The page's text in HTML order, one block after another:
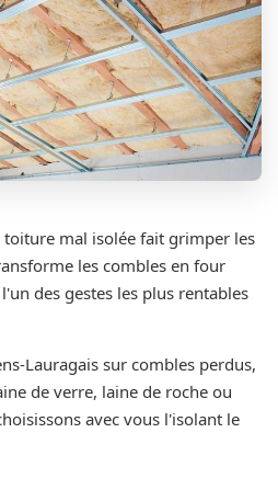
toiture mal isolée fait grimper les
les combles en four
des gestes les plus rentables
Lauragais sur combles perdus,
de verre, laine de roche ou
avec vous l'isolant le